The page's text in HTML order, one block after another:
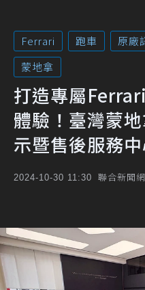
Ferrari 跑車 原廠
蒙地拿
打造專屬
體驗！臺灣蒙
示暨售後服務
2024-10-30 11:30 聯合新聞